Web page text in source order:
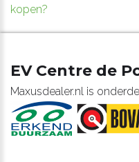
kopen?
EV Centre de
Maxusdealer.nl is